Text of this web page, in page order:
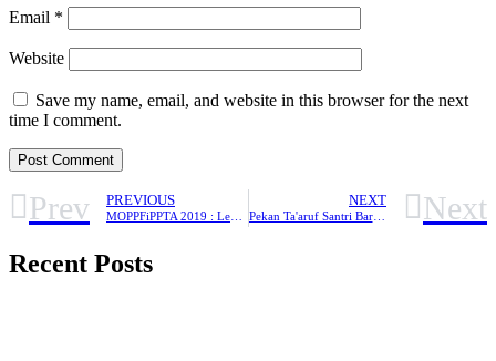
Email *
Website
Save my name, email, and website in this browser for the next
time I comment.
Prev PREVIOUS NEXT
Pekan Ta'aruf Santri Baru 2019 Next
Recent Posts